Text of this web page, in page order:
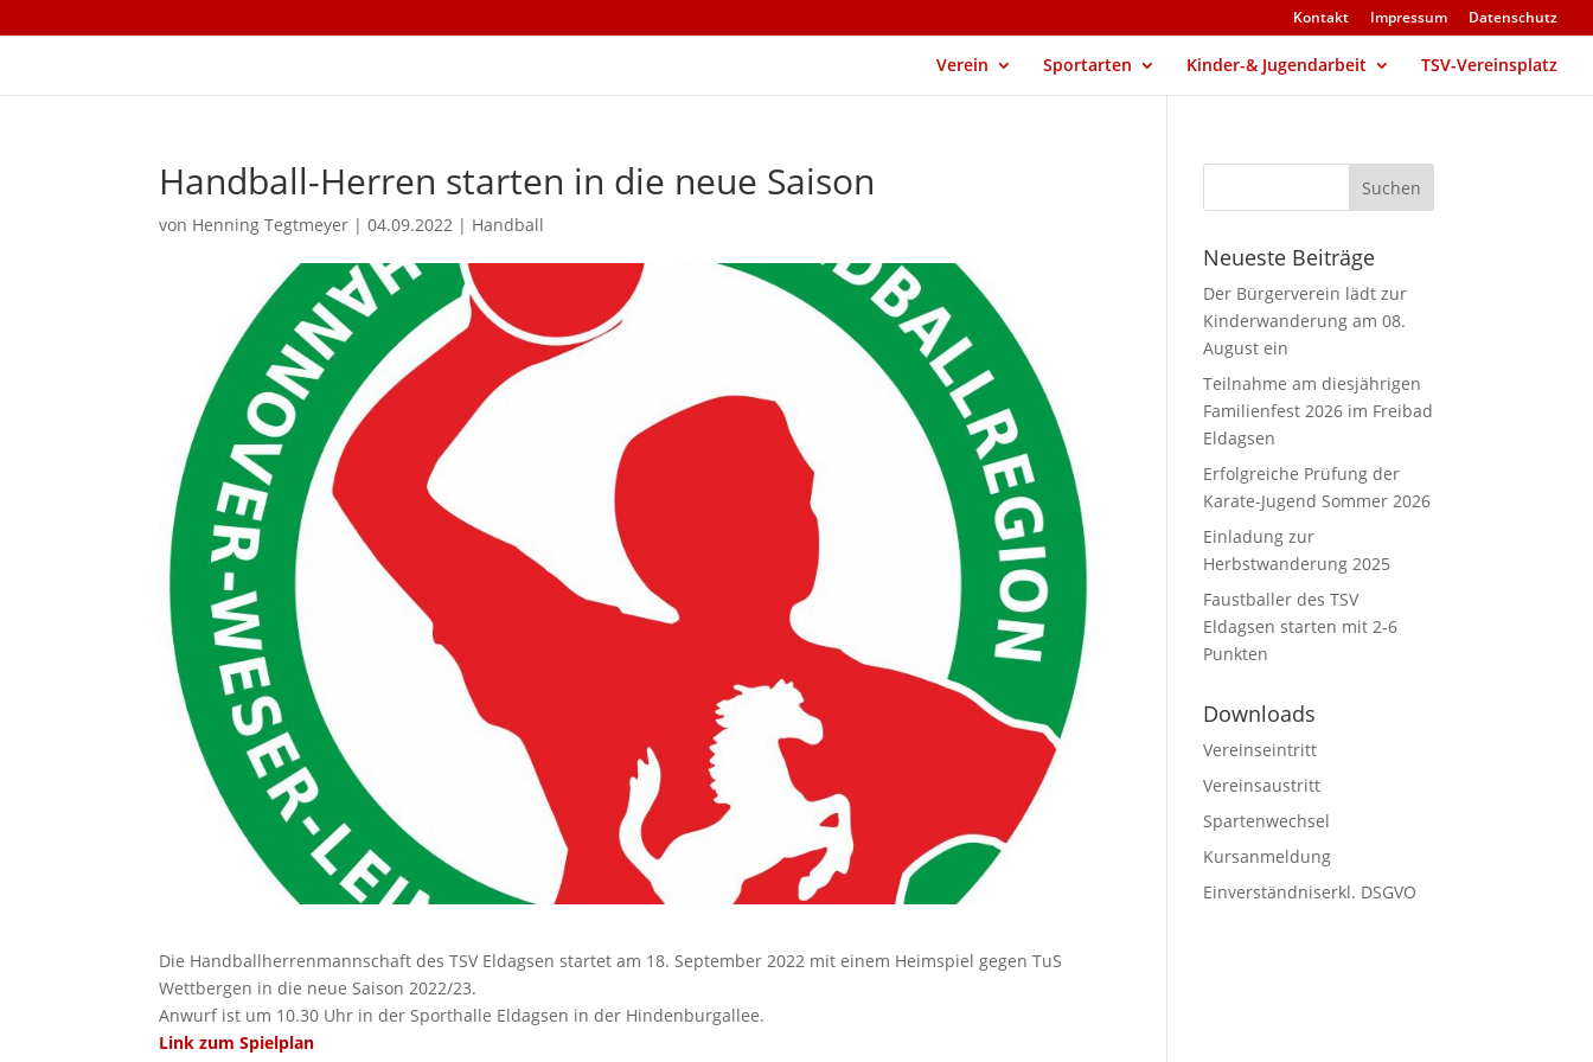
Kontakt Impressum Datenschutz
Verein Sportarten Kinder-& Jugendarbeit TSV-Vereinsplatz
Handball-Herren starten in die neue Saison
von Henning Tegtmeyer |04.09.2022 | Handball
Die Handballherrenmannschaft des TSV Eldagsen startet am 18. September 2022 mit einem Heimspiel gegen TuS
Wettbergen in die neue Saison 2022/23.
Anwurf ist um 10.30 Uhr in der Sporthalle Eldagsen in der Hindenburgallee.
Link zum Spielplan
Neueste Beiträge
Der Bürgerverein lädt zur
Kinderwanderung am 08.
August ein
Teilnahme am diesjährigen
Familienfest 2026 im Freibad
Eldagsen
Erfolgreiche Prüfung der
Karate-Jugend Sommer 2026
Einladung zur
Herbstwanderung 2025
Faustballer des TSV
Eldagsen starten mit 2-6
Punkten
Downloads
Vereinseintritt
Vereinsaustritt
Spartenwechsel
Kursanmeldung
Einverständniserkl. DSGVO